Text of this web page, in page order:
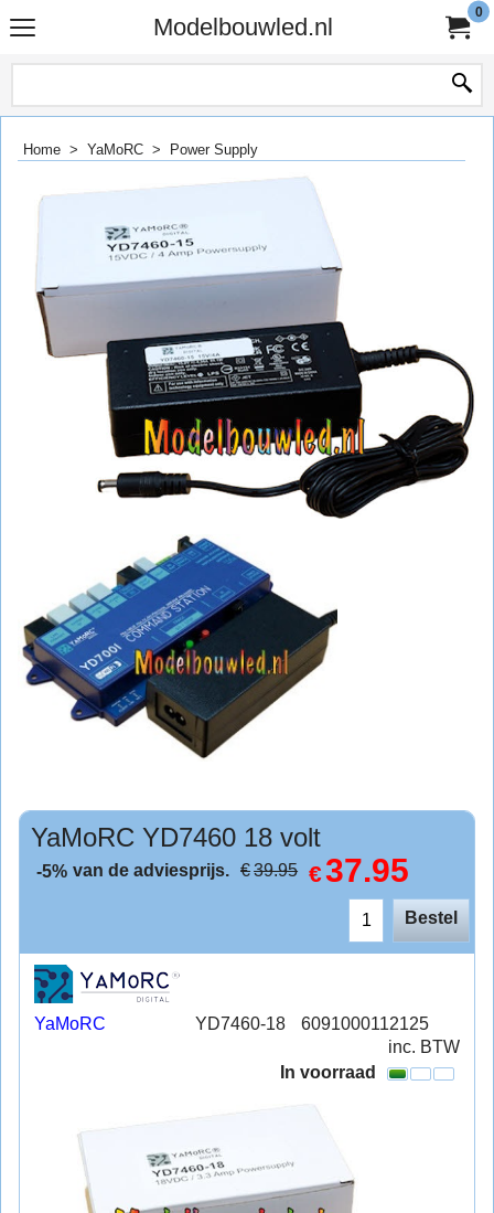
Modelbouwled.nl
0
Home > YaMoRC > Power Supply
YaMoRC YD7460 18 volt
-5% van de adviesprijs. €39.95 €37.95
Bestel
YaMoRC YD7460-18
6091000112125
inc. BTW
In voorraad